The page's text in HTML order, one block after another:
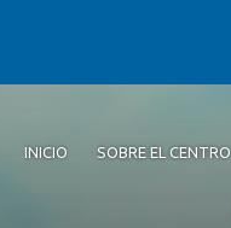
INICIO SOBRE EL CENTRO